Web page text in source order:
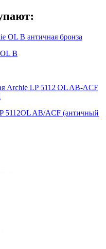
B
5112OL AB/ACF (античный